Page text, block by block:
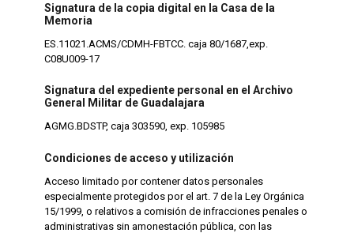
Signatura de la copia digital en la Casa de la
Memoria
ES.11021.ACMS/CDMH-FBTCC. caja 80/1687,exp.
C08U009-17
Signatura del expediente personal en el Archivo
General Militar de Guadalajara
AGMG.BDSTP, caja 303590, exp. 105985
Condiciones de acceso y utilización
Acceso limitado por contener datos personales
especialmente protegidos por el art. 7 de la Ley Orgánica
15/1999, o relativos a comisión de infracciones penales o
administrativas sin amonestación pública, con las